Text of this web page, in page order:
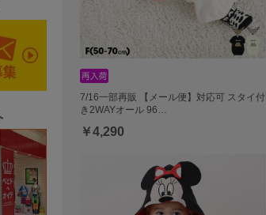
7/16一部再販 【メール便】対応可 スタイ付
き2WAYオール 96…
￥4,290